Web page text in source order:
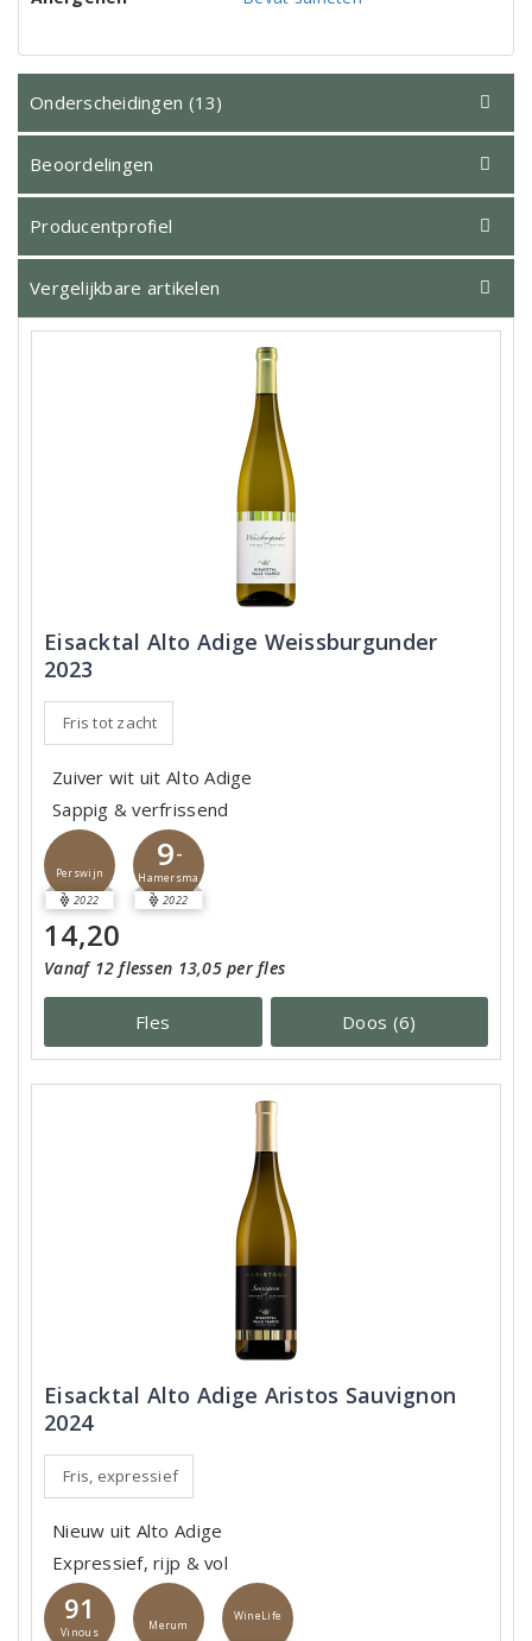
Onderscheidingen (13)
Beoordelingen
Producentprofiel
Vergelijkbare artikelen
Eisacktal Alto Adige Weissburgunder
2023
Fris tot zacht
Zuiver wit uit Alto Adige
Sappig & verfrissend
Perswijn
2022
9-
Hamersma
2022
14,20
Vanaf 12 flessen 13,05 per fles
Fles Doos (6)
Eisacktal Alto Adige Aristos Sauvignon
2024
Fris, expressief
Nieuw uit Alto Adige
Expressief, rijp & vol
91
Vinous Merum
WineLife